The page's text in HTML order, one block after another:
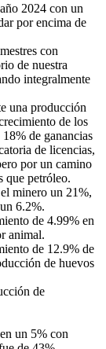
2024 con un
por encima de
con
de nuestra
integralmente
una producción
de los
de ganancias
de licencias,
por un camino
que petróleo.
minero un 21%,
6.2%.
de 4.99% en
animal.
de 12.9% de
de huevos
de
un 5% con